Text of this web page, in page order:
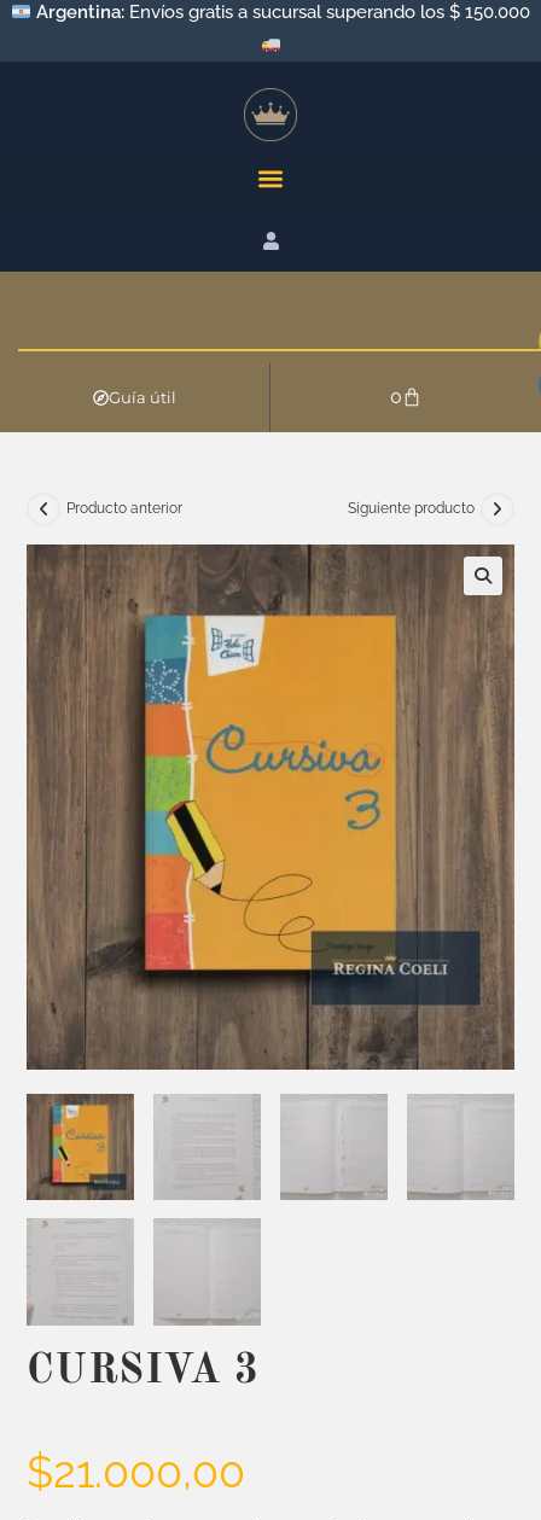
Argentina: Envíos gratis a sucursal superando los $ 150.000
Guía útil 0
Producto anterior Siguiente producto
CURSIVA 3
$21.000,00